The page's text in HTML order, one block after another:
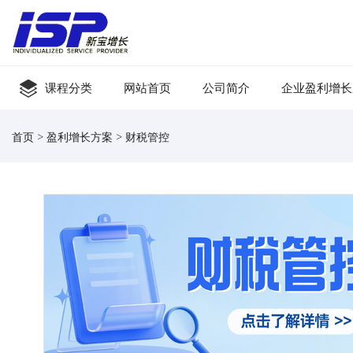
课程分类 网站首页 公司简介 企业盈利增
首页 > 盈利增长方案 > 财税管控